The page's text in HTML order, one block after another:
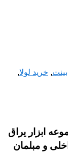
, خرید لولا,
ابزار یراق
و مبلمان